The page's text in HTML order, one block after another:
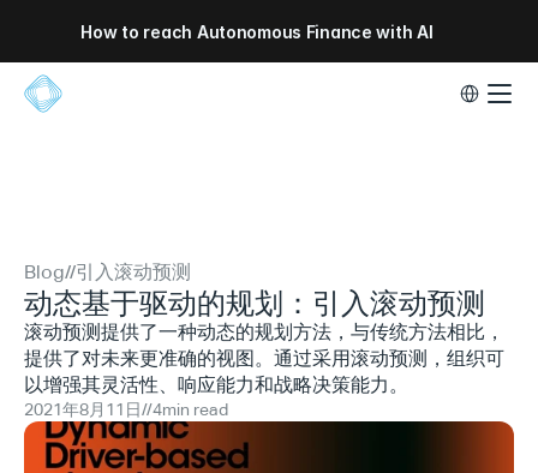
How to reach Autonomous Finance with AI
Select
Blog//引入滚动预测
动态基于驱动的规划：引入滚动预测
滚动预测提供了一种动态的规划方法，与传统方法相比，
提供了对未来更准确的视图。通过采用滚动预测，组织可
以增强其灵活性、响应能力和战略决策能力。
2021年8月11日//4min read